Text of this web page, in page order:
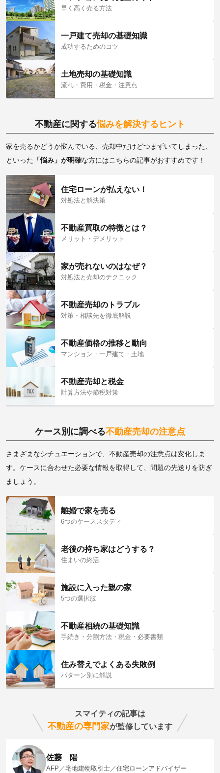
早く高く売る方法
一戸建て売却の基礎知識
成功するためのコツ
土地売却の基礎知識
流れ・費用・税金・注意点
不動産に関する悩みを解決するヒント
家を売るかどうか悩んでいる、売却中だけどつまずいてしまった、
といった 「悩み」が明確な方にはこちらの記事がおすすめです！
住宅ローンが払えない！
対処法と解決策
不動産買取の特徴とは？
メリット・デメリット
家が売れないのはなぜ？
対処法と売却のテクニック
不動産売却のトラブル
対策・相談先を徹底解説
不動産価格の推移と動向
マンション・一戸建て・土地
不動産売却と税金
計算方法や節税対策
ケース別に調べる不動産売却の注意点
さまざまなシチュエーションで、不動産売却の注意点は変化しま
す。ケースに合わせた必要な情報を取得して、問題の先送りを防ぎ
ましょう。
離婚で家を売る
6つのケーススタディ
老後の持ち家はどうする？
住まいの終活
施設に入った親の家
5つの選択肢
不動産相続の基礎知識
手続き・分割方法・税金・必要書類
住み替えでよくある失敗例
パターン別に解説
スマイティの記事は
不動産の専門家が監修しています
佐藤 陽
AFP／宅地建物取引士／住宅ローンアドバイザー